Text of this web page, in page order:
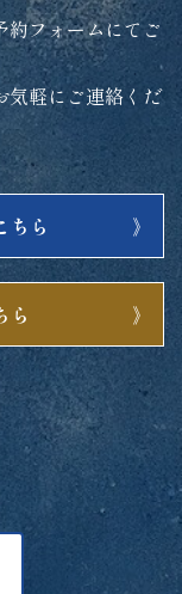
フォームにてご
気軽にご連絡くだ
ちら
ら